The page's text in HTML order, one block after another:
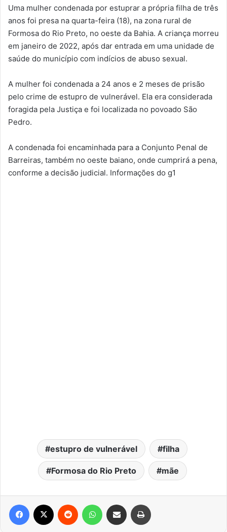
Uma mulher condenada por estuprar a própria filha de três
anos foi presa na quarta-feira (18), na zona rural de
Formosa do Rio Preto, no oeste da Bahia. A criança morreu
em janeiro de 2022, após dar entrada em uma unidade de
saúde do município com indícios de abuso sexual.
A mulher foi condenada a 24 anos e 2 meses de prisão
pelo crime de estupro de vulnerável. Ela era considerada
foragida pela Justiça e foi localizada no povoado São
Pedro.
A condenada foi encaminhada para a Conjunto Penal de
Barreiras, também no oeste baiano, onde cumprirá a pena,
conforme a decisão judicial. Informações do g1
estupro de vulnerável filha
Formosa do Rio Preto mãe
Facebook Reddit WhatsAppCompartilhar via e-mail